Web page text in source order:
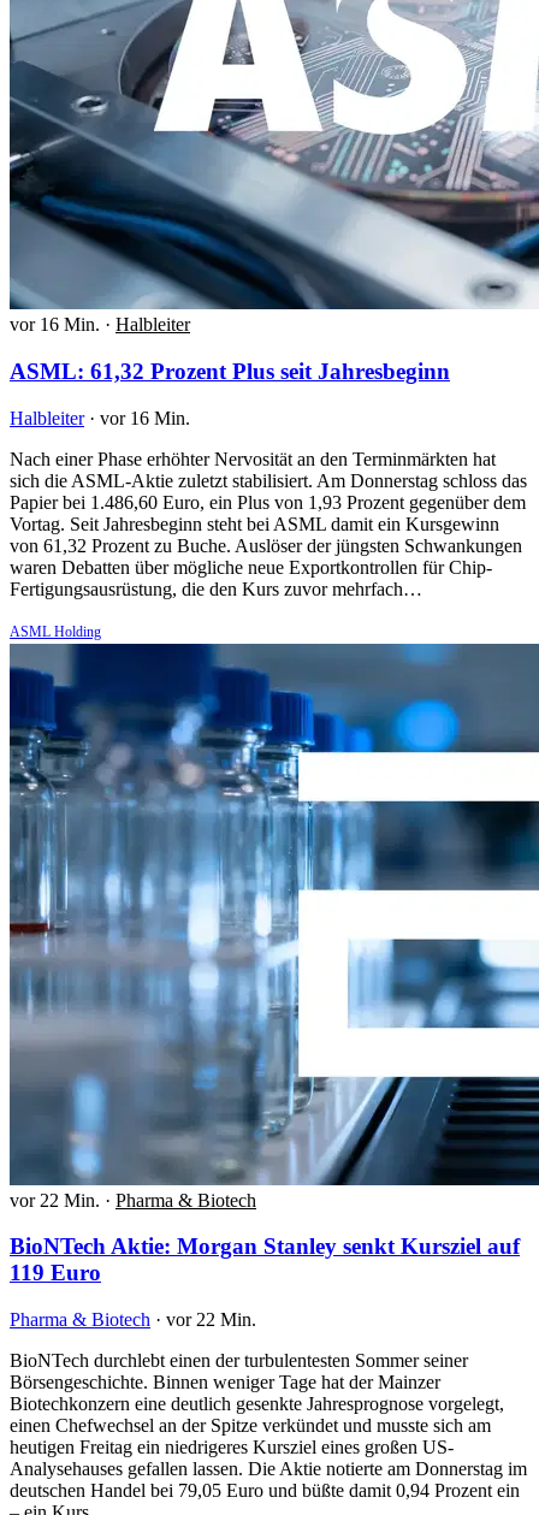
vor 16 Min. · Halbleiter
ASML: 61,32 Prozent Plus seit Jahresbeginn
Halbleiter · vor 16 Min.
Nach einer Phase erhöhter Nervosität an den Terminmärkten hat
sich die ASML-Aktie zuletzt stabilisiert. Am Donnerstag schloss das
Papier bei 1.486,60 Euro, ein Plus von 1,93 Prozent gegenüber dem
Vortag. Seit Jahresbeginn steht bei ASML damit ein Kursgewinn
von 61,32 Prozent zu Buche. Auslöser der jüngsten Schwankungen
waren Debatten über mögliche neue Exportkontrollen für Chip-
Fertigungsausrüstung, die den Kurs zuvor mehrfach…
ASML Holding
vor 22 Min. · Pharma & Biotech
BioNTech Aktie: Morgan Stanley senkt Kursziel auf
119 Euro
Pharma & Biotech · vor 22 Min.
BioNTech durchlebt einen der turbulentesten Sommer seiner
Börsengeschichte. Binnen weniger Tage hat der Mainzer
Biotechkonzern eine deutlich gesenkte Jahresprognose vorgelegt,
einen Chefwechsel an der Spitze verkündet und musste sich am
heutigen Freitag ein niedrigeres Kursziel eines großen US-
Analysehauses gefallen lassen. Die Aktie notierte am Donnerstag im
deutschen Handel bei 79,05 Euro und büßte damit 0,94 Prozent ein